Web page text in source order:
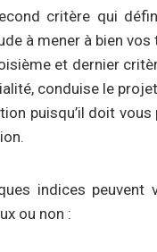
critère qui
à mener à bien
et dernier
conduise le
puisqu’il doit
indices
ou non :